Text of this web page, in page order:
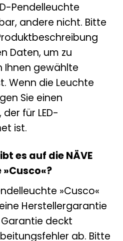
Pendelleuchte
andere nicht. Bitte
Daten, um zu
Ihnen gewählte
Wenn die Leuchte
Sie einen
für LED-
ist.
es auf die NÄVE
»Cusco«
Herstellergarantie
deckt
ab. Bitte